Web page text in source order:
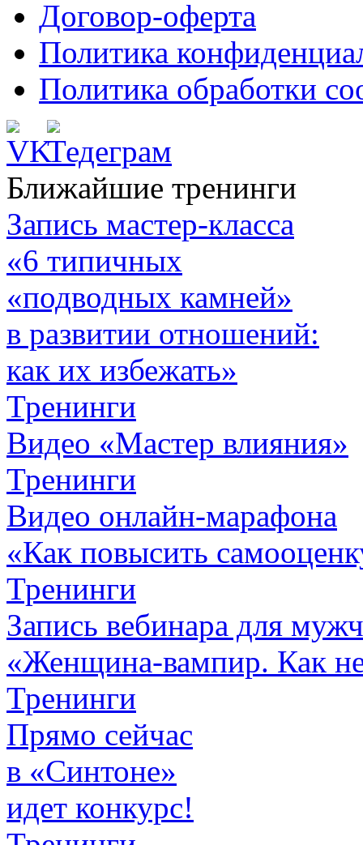
Договор-оферта
Политика
Политика обработки
Ближайшие тренинги
Запись мастер-класса
«6 типичных
«подводных камней»
в развитии отношений:
как их избежать»
Тренинги
Видео «Мастер влияния»
Тренинги
Видео онлайн-марафона
«Как повысить
Тренинги
Запись вебинара для
«Женщина-вампир. Как не
Тренинги
Прямо сейчас
в «Синтоне»
идет конкурс!